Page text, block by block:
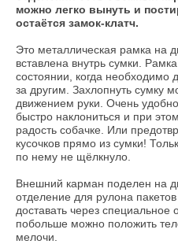
можно легко вынуть и
остаётся замок-клатч.
Это металлическая рамка на
вставлена внутрь сумки.
состоянии, когда необходимо
за другим. Захлопнуть сумку
движением руки. Очень
быстро наклониться и при
радость собачке. Или
кусочков прямо из сумки!
по нему не щёлкнуло.
Внешний карман поделен на
отделение для рулона
доставать через специальное
побольше можно положить
мелочи.